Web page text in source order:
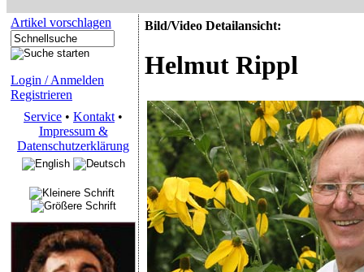
Artikel vorschlagen
Login / Anmelden
Registrieren
Service • Kontakt •
Impressum &
Datenschutzerklärung
Bild/Video Detailansicht:
Helmut Rippl